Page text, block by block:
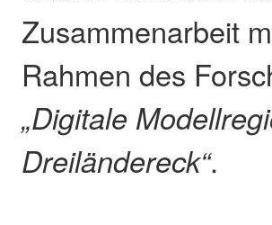
Zusammenarbeit
Rahmen des
„Digitale
Dreiländereck“.